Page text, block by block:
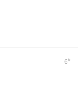
6#